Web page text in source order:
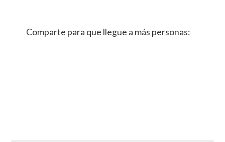
Comparte para que llegue a más personas: